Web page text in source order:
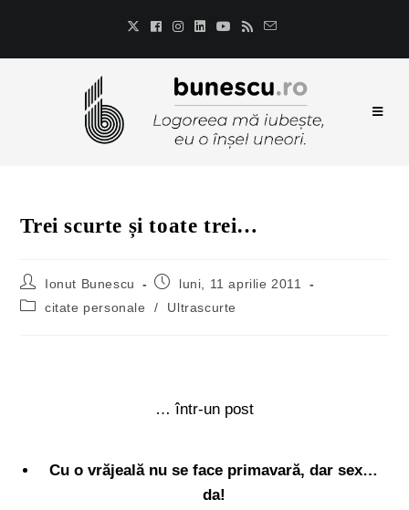
Trei scurte și toate trei…
Ionut Bunescu
luni, 11 aprilie 2011
citate personale
/ Ultrascurte
… într-un post
Cu o vrăjeală nu se face primavară, dar sex…
da!